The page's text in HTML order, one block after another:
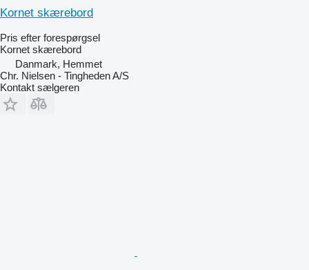
Kornet skærebord
Pris efter forespørgsel
Kornet skærebord
Danmark, Hemmet
Chr. Nielsen - Tingheden A/S
Kontakt sælgeren